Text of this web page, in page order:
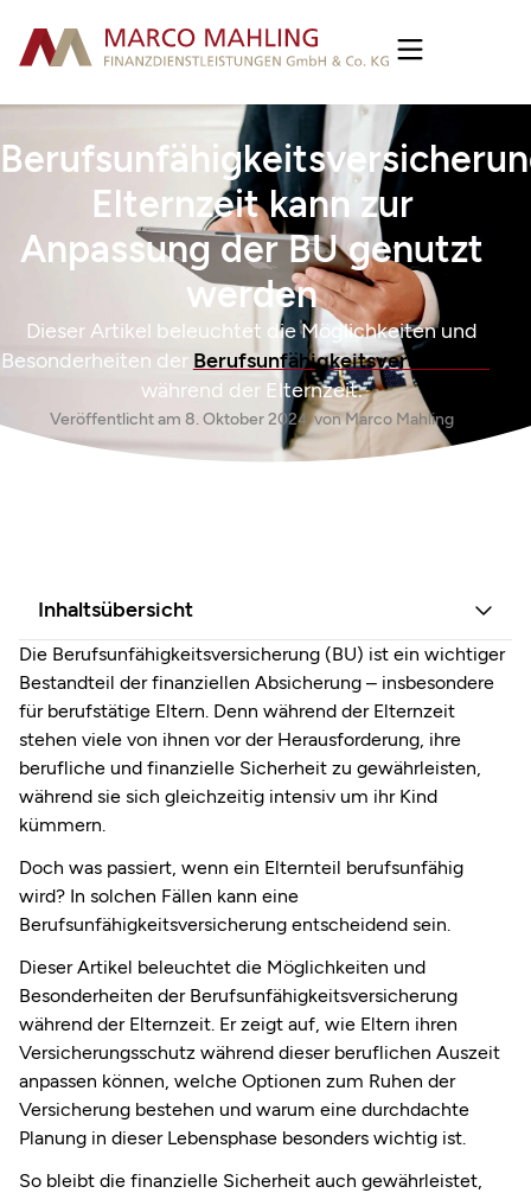
Elternzeit kann zur
Anpassung der BU genutzt
werden
Dieser Artikel beleuchtet die Möglichkeiten und
Besonderheiten der Berufsunfähigkeitsversicherung
während der Elternzeit.
Veröffentlicht am 8. Oktober 2024 vonMarco Mahling
Inhaltsübersicht
Die Berufsunfähigkeitsversicherung (BU) ist ein wichtiger
Bestandteil der finanziellen Absicherung – insbesondere
für berufstätige Eltern. Denn während der Elternzeit
stehen viele von ihnen vor der Herausforderung, ihre
berufliche und finanzielle Sicherheit zu gewährleisten,
während sie sich gleichzeitig intensiv um ihr Kind
kümmern.
Doch was passiert, wenn ein Elternteil berufsunfähig
wird? In solchen Fällen kann eine
Berufsunfähigkeitsversicherung entscheidend sein.
Dieser Artikel beleuchtet die Möglichkeiten und
Besonderheiten der Berufsunfähigkeitsversicherung
während der Elternzeit. Er zeigt auf, wie Eltern ihren
Versicherungsschutz während dieser beruflichen Auszeit
anpassen können, welche Optionen zum Ruhen der
Versicherung bestehen und warum eine durchdachte
Planung in dieser Lebensphase besonders wichtig ist.
So bleibt die finanzielle Sicherheit auch gewährleistet,